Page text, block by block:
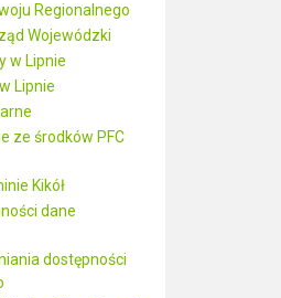
Regionalnego
Wojewódzki
w Lipnie
Lipnie
ze środków PFC
Kikół
dane
dostępności